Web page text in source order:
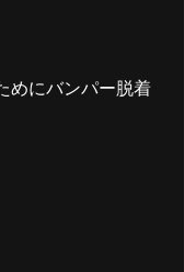
めにバンパー脱着